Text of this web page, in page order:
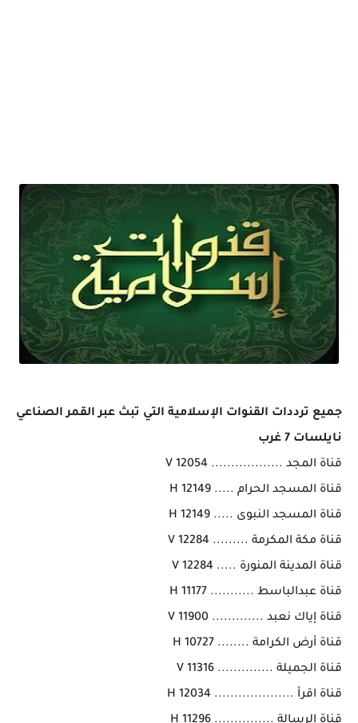
جميع ترددات القنوات الإسلامية التي تبث عبر القمر الصناعي
نايلسات 7 غرب
قناة المجد .................. 12054 V
قناة المسجد الحرام ..... 12149 H
قناة المسجد النبوى ..... 12149 H
قناة مكة المكرمة ......... 12284 V
قناة المدينة المنورة ..... 12284 V
قناة عبدالباسط ........... 11177 H
قناة إياك نعبد ............. 11900 V
قناة أرض الكرامة ........ 10727 H
قناة الجميلة .............. 11316 V
قناة اقرأ .................... 12034 H